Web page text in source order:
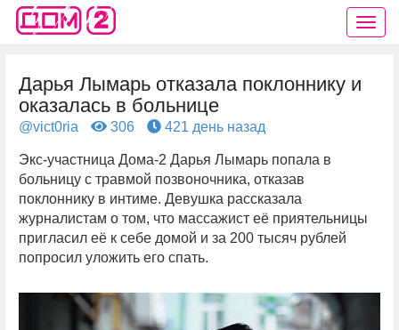
Дарья Лымарь отказала поклоннику и
оказалась в больнице
@vict0ria 306 421 день назад
Экс-участница Дома-2 Дарья Лымарь попала в
больницу с травмой позвоночника, отказав
поклоннику в интиме. Девушка рассказала
журналистам о том, что массажист её приятельницы
пригласил её к себе домой и за 200 тысяч рублей
попросил уложить его спать.